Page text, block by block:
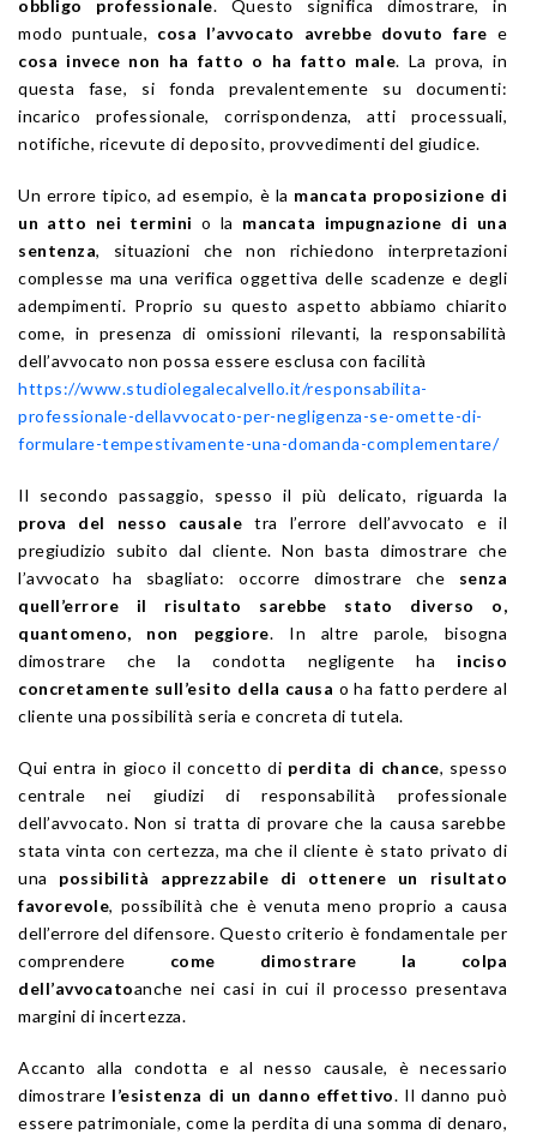
obbligo professionale. Questo significa dimostrare, in
modo puntuale, cosa l’avvocato avrebbe dovuto fare e
cosa invece non ha fatto o ha fatto male. La prova, in
questa fase, si fonda prevalentemente su documenti:
incarico professionale, corrispondenza, atti processuali,
notifiche, ricevute di deposito, provvedimenti del giudice.
Un errore tipico, ad esempio, è la mancata proposizione di
un atto nei termini o la mancata impugnazione di una
sentenza, situazioni che non richiedono interpretazioni
complesse ma una verifica oggettiva delle scadenze e degli
adempimenti. Proprio su questo aspetto abbiamo chiarito
come, in presenza di omissioni rilevanti, la responsabilità
dell’avvocato non possa essere esclusa con facilità
https://www.studiolegalecalvello.it/responsabilita-
professionale-dellavvocato-per-negligenza-se-omette-di-
formulare-tempestivamente-una-domanda-complementare/
Il secondo passaggio, spesso il più delicato, riguarda la
prova del nesso causale tra l’errore dell’avvocato e il
pregiudizio subito dal cliente. Non basta dimostrare che
l’avvocato ha sbagliato: occorre dimostrare che senza
quell’errore il risultato sarebbe stato diverso o,
quantomeno, non peggiore. In altre parole, bisogna
dimostrare che la condotta negligente ha inciso
concretamente sull’esito della causa o ha fatto perdere al
cliente una possibilità seria e concreta di tutela.
Qui entra in gioco il concetto di perdita di chance, spesso
centrale nei giudizi di responsabilità professionale
dell’avvocato. Non si tratta di provare che la causa sarebbe
stata vinta con certezza, ma che il cliente è stato privato di
una possibilità apprezzabile di ottenere un risultato
favorevole, possibilità che è venuta meno proprio a causa
dell’errore del difensore. Questo criterio è fondamentale per
comprendere come dimostrare la colpa
dell’avvocatoanche nei casi in cui il processo presentava
margini di incertezza.
Accanto alla condotta e al nesso causale, è necessario
dimostrare l’esistenza di un danno effettivo. Il danno può
essere patrimoniale, come la perdita di una somma di denaro,